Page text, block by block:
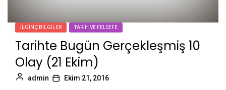
İLGINÇ BILGILER TARIH VE FELSEFE
Tarihte Bugün Gerçekleşmiş 10
Olay (21 Ekim)
admin Ekim 21, 2016